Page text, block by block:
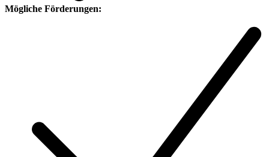
Mögliche Förderungen: